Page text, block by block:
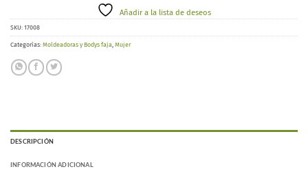
Añadir a la lista de deseos
SKU: 17008
Categorías: Moldeadoras y Bodys faja Mujer
DESCRIPCIÓN
INFORMACIÓN ADICIONAL